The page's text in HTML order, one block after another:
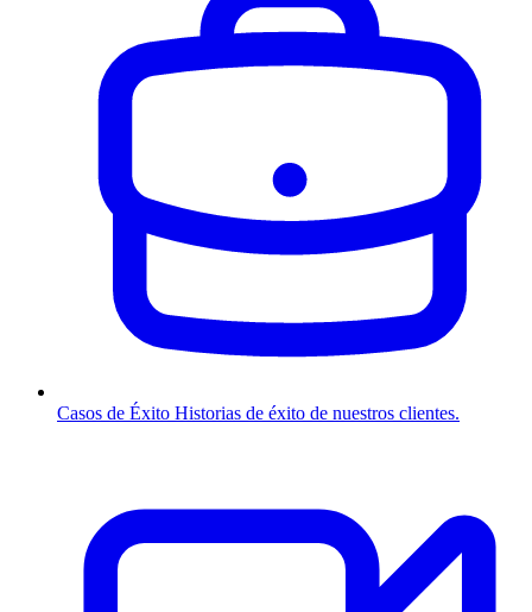
Casos de Éxito Historias de éxito de nuestros clientes.